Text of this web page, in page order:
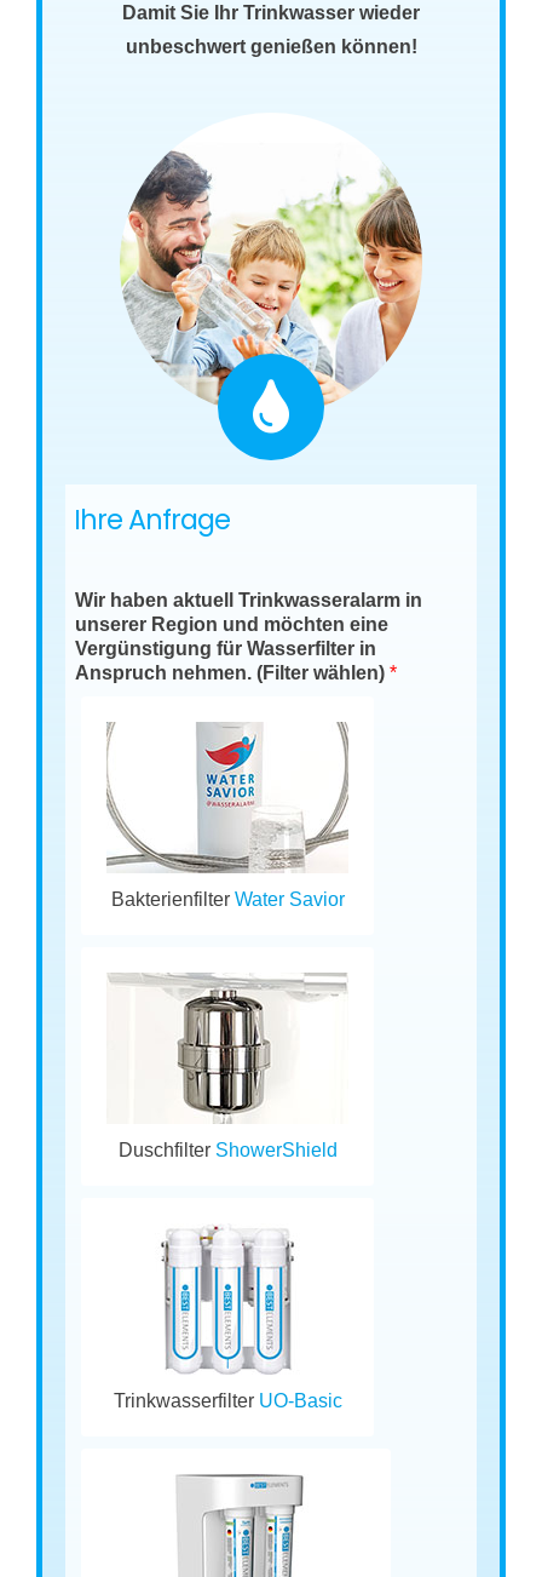
Damit Sie Ihr Trinkwasser wieder
unbeschwert genießen können!
Ihre Anfrage
Wir haben aktuell Trinkwasseralarm in
unserer Region und möchten eine
Vergünstigung für Wasserfilter in
Anspruch nehmen. (Filter wählen)*
Bakterienfilter Water Savior
Duschfilter ShowerShield
Trinkwasserfilter UO-Basic